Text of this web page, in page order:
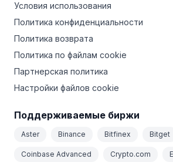
Условия использования
Политика конфиденциальности
Политика возврата
Политика по файлам cookie
Партнерская политика
Настройки файлов cookie
Поддерживаемые биржи
Aster Binance Bitfinex Bitget
Coinbase Advanced Crypto.com